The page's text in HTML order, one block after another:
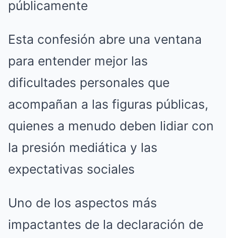
públicamente
Esta confesión abre una ventana
para entender mejor las
dificultades personales que
acompañan a las figuras públicas,
quienes a menudo deben lidiar con
la presión mediática y las
expectativas sociales
Uno de los aspectos más
impactantes de la declaración de